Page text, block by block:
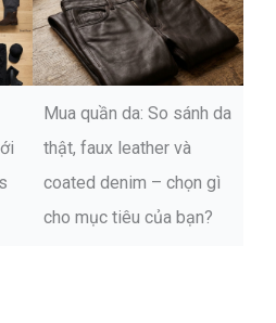
Mua quần da: So sánh da
thật, faux leather và
coated denim – chọn gì
cho mục tiêu của bạn?